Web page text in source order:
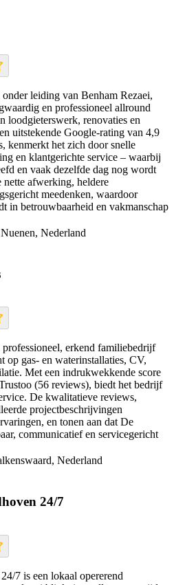
leiding van Benham Rezaei,
en professioneel allround
loodgieterswerk, renovaties en
uitstekende Google-rating van 4,9
kenmerkt het zich door snelle
en klantgerichte service – waarbij
en vaak dezelfde dag nog wordt
afwerking, heldere
meedenken, waardoor
in betrouwbaarheid en vakmanschap
Nederland
erkend familiebedrijf
gas‑ en waterinstallaties, CV,
Met een indrukwekkende score
(56 reviews), biedt het bedrijf
De kwalitatieve reviews,
projectbeschrijvingen
en tonen aan dat De
communicatief en servicegericht
Nederland
24/7
7 is een lokaal opererend